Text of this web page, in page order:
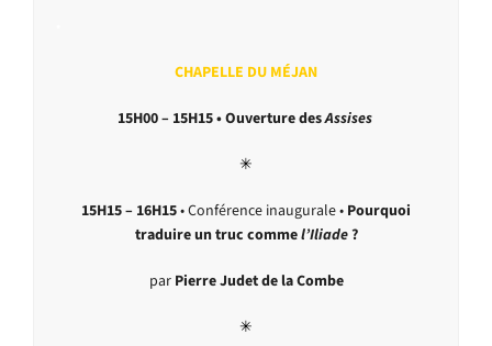
CHAPELLE DU MÉJAN
15H00 – 15H15 • Ouverture desAssises
✳︎
15H15 – 16H15• Conférence inaugurale • Pourquoi
traduire un truc commel’Iliade?
par Pierre Judet de la Combe
✳︎